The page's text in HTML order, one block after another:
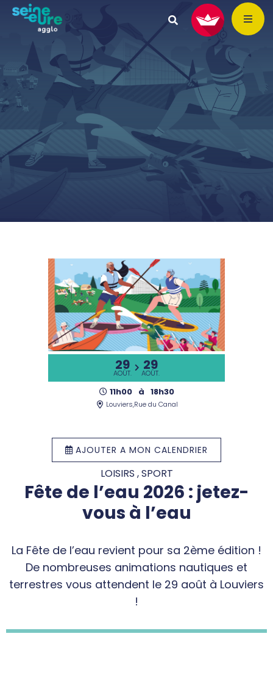
29
AOÛT. 29
AOÛT.
11h00 à 18h30
Louviers,Rue du Canal
AJOUTER A MON CALENDRIER
LOISIRS , SPORT
Fête de l’eau 2026 : jetez-
vous à l’eau
La Fête de l’eau revient pour sa 2ème édition !
De nombreuses animations nautiques et
terrestres vous attendent le 29 août à Louviers
!